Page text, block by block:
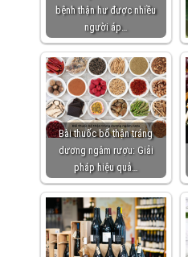
bệnh thận hư được nhiều
người áp…
Bài thuốc bổ thận tráng
dương ngâm rượu: Giải
pháp hiệu quả…